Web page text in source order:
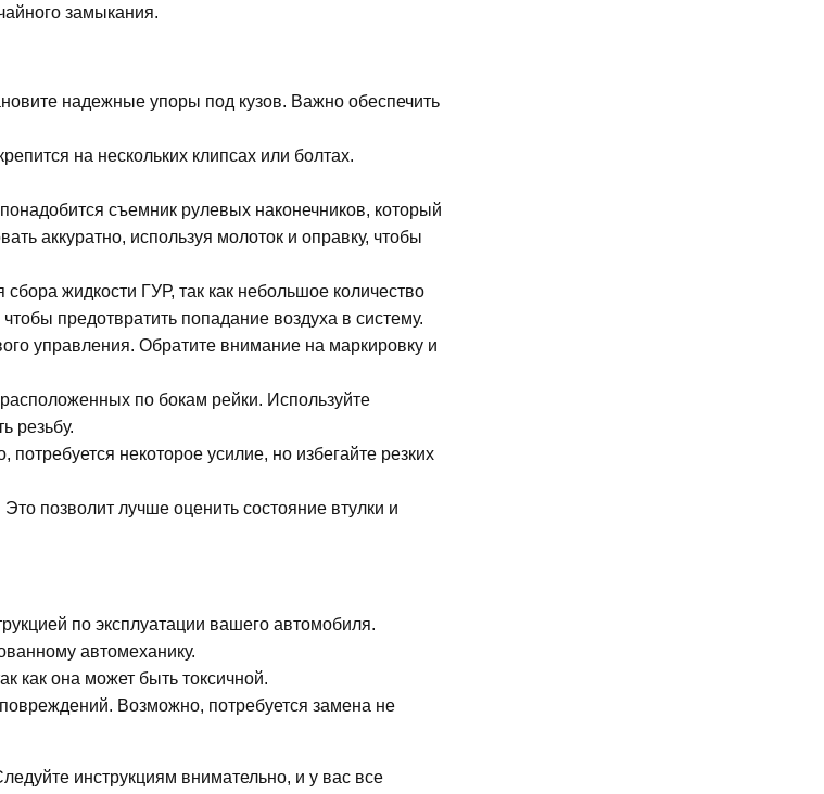
замыкания.
надежные упоры под кузов. Важно обеспечить
на нескольких клипсах или болтах.
съемник рулевых наконечников, который
аккуратно, используя молоток и оправку, чтобы
жидкости ГУР, так как небольшое количество
предотвратить попадание воздуха в систему.
управления. Обратите внимание на маркировку и
по бокам рейки. Используйте
резьбу.
некоторое усилие, но избегайте резких
позволит лучше оценить состояние втулки и
по эксплуатации вашего автомобиля.
автомеханику.
как она может быть токсичной.
Возможно, потребуется замена не
инструкциям внимательно, и у вас все